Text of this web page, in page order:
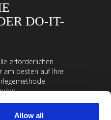
Allow all
DO-IT-
erforderlichen
am besten auf Ihre
Tipps und Listen
die Realisierung